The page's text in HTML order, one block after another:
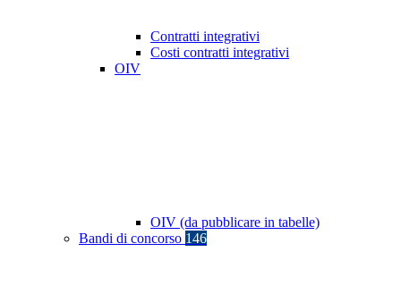
Contratti integrativi
Costi contratti integrativi
OIV
OIV (da pubblicare in tabelle)
Bandi di concorso 146